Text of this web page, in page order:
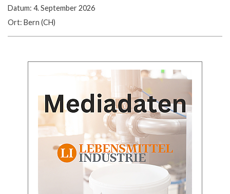
Datum: 4. September 2026
Ort: Bern (CH)